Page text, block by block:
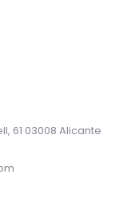
61 03008 Alicante